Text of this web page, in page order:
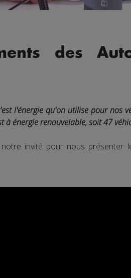
des
l'énergie qu'on utilise pour nos
énergie renouvelable, soit 47
invité pour nous présenter